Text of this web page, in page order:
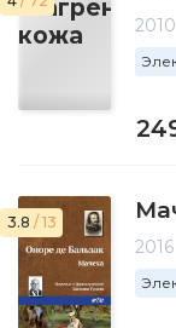
2010
3.8 / 13
2016